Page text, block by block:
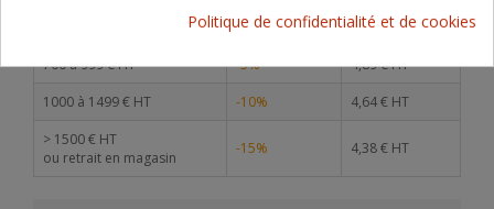
-
5,15 € HT
700 à 999 € HT
-5%
4,89 € HT
1000 à 1499 € HT
-10%
4,64 € HT
> 1500 € HT
ou retrait en magasin
-15% 4,38 € HT
Politique de confidentialité et de cookies